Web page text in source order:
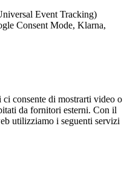
Event Tracking)
Consent Mode, Klarna,
consente di mostrarti video o
da fornitori esterni. Con il
utilizziamo i seguenti servizi